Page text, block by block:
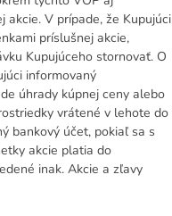
akcie. V prípade, že Kupujúci
príslušnej akcie,
Kupujúceho stornovať. O
informovaný
úhrady kúpnej ceny alebo
vrátené v lehote do
bankový účet, pokiaľ sa s
akcie platia do
inak. Akcie a zľavy